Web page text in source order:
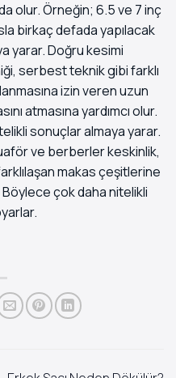
olur. Örneğin; 6.5 ve 7 inç
birkaç defada yapılacak
yarar. Doğru kesimi
serbest teknik gibi farklı
izin veren uzun
atmasına yardımcı olur.
sonuçlar almaya yarar.
ve berberler keskinlik,
makas çeşitlerine
Böylece çok daha nitelikli